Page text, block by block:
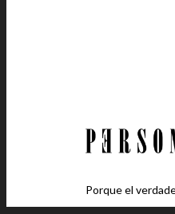
Porque el